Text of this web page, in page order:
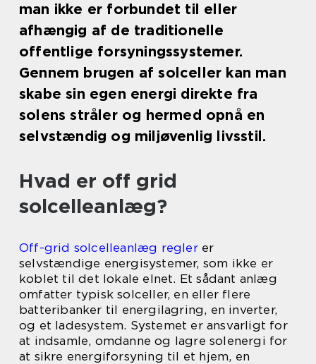
man ikke er forbundet til eller
afhængig af de traditionelle
offentlige forsyningssystemer.
Gennem brugen af solceller kan man
skabe sin egen energi direkte fra
solens stråler og hermed opnå en
selvstændig og miljøvenlig livsstil.
Hvad er off grid
solcelleanlæg?
Off-grid solcelleanlæg reglerer
selvstændige energisystemer, som ikke er
koblet til det lokale elnet. Et sådant anlæg
omfatter typisk solceller, en eller flere
batteribanker til energilagring, en inverter,
og et ladesystem. Systemet er ansvarligt for
at indsamle, omdanne og lagre solenergi for
at sikre energiforsyning til et hjem, en